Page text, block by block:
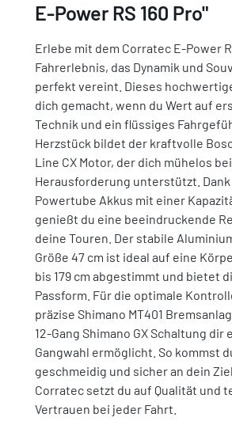
E-Power RS 160 Pro"
Erlebe mit dem Corratec E-Power
Fahrerlebnis, das Dynamik und
perfekt vereint. Dieses
dich gemacht, wenn du Wert auf
Technik und ein flüssiges
Herzstück bildet der kraftvolle
Line CX Motor, der dich mühelos
Herausforderung unterstützt. Dank
Powertube Akkus mit einer
genießt du eine beeindruckende
deine Touren. Der stabile
Größe 47 cm ist ideal auf eine
bis 179 cm abgestimmt und bietet
Passform. Für die optimale
präzise Shimano MT401
12-Gang Shimano GX Schaltung
Gangwahl ermöglicht. So kommst
geschmeidig und sicher an dein
Corratec setzt du auf Qualität und
Vertrauen bei jeder Fahrt.